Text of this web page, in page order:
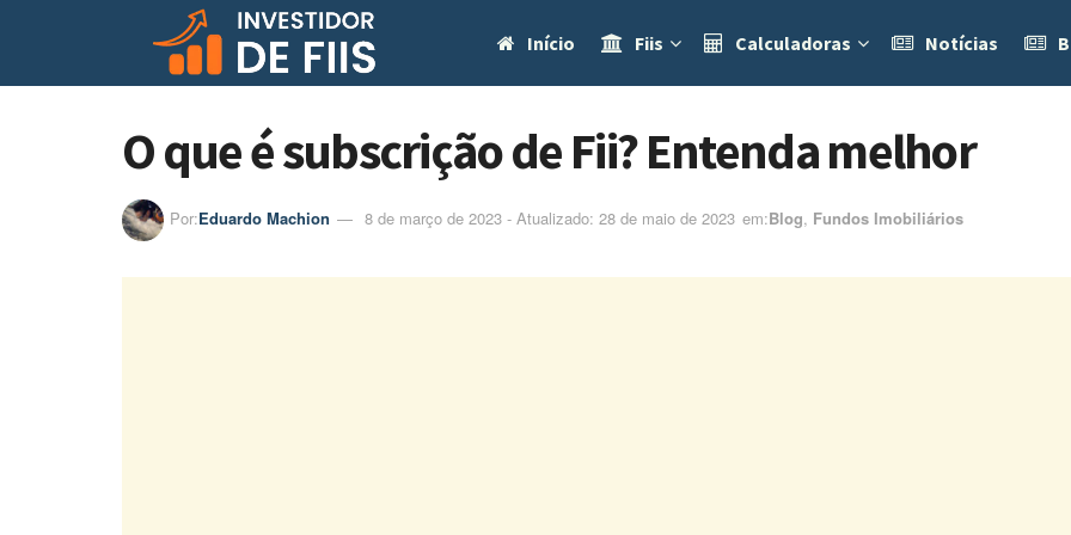
Início Fiis Calculadoras Notícias
O que é subscrição de Fii? Entenda melhor
Por:Eduardo Machion 8 de março de 2023 - Atualizado: 28 de maio de 2023 em:ㅤBlog, Fundos Imobiliários